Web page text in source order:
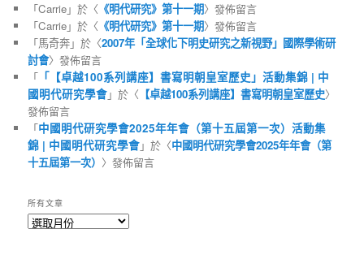
「Carrie」於〈 《明代研究》第十一期〉發佈留言
「Carrie」於〈 《明代研究》第十一期〉發佈留言
「馬奇奔」於〈2007年「全球化下明史研究之新視野」國際學術研
討會〉發佈留言
「 「【卓越100系列講座】書寫明朝皇室歷史」活動集錦 | 中
國明代研究學會」於〈 【卓越100系列講座】書寫明朝皇室歷史〉
發佈留言
「中國明代研究學會2025年年會（第十五屆第一次）活動集
錦 | 中國明代研究學會」於〈中國明代研究學會2025年年會（第
十五屆第一次） 〉發佈留言
所有文章
所